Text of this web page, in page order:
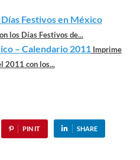
Festivos en México
los Días Festivos de...
– Calendario 2011 Imprime
2011 con los...
PIN IT SHARE